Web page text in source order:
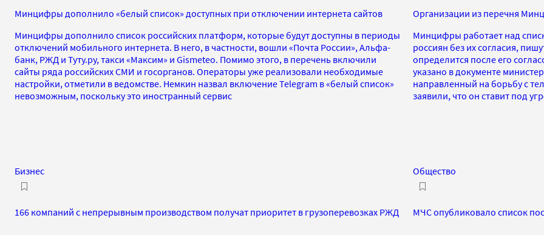
Минцифры дополнило «белый список» доступных при отключении интернета сайтов
Минцифры дополнило список российских платформ, которые будут доступны в периоды
отключений мобильного интернета. В него, в частности, вошли «Почта России», Альфа-
банк, РЖД и Туту.ру, такси «Максим» и Gismeteo. Помимо этого, в перечень включили
сайты ряда российских СМИ и госорганов. Операторы уже реализовали необходимые
настройки, отметили в ведомстве. Немкин назвал включение Telegram в «белый список»
невозможным, поскольку это иностранный сервис
Организации из перечня
Минцифры работает над
россиян без их согласия,
определится после его
указано в документе
направленный на борьбу с
заявили, что он ставит под
Бизнес
166 компаний с непрерывным производством получат приоритет в грузоперевозках РЖД
Общество
МЧС опубликовало список